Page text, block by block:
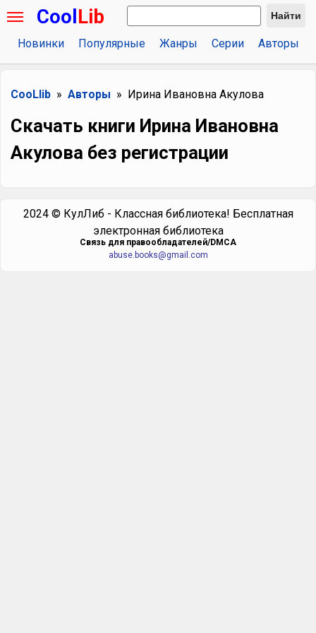
Cool Lib Найти
Новинки Популярные Жанры Серии Авторы
CooLlib Авторы Ирина Ивановна Акулова
Скачать книги Ирина Ивановна
Акулова без регистрации
2024 © КулЛиб - Классная библиотека! Бесплатная
электронная библиотека
Cвязь для правообладателей/DMCA
abuse.books@gmail.com